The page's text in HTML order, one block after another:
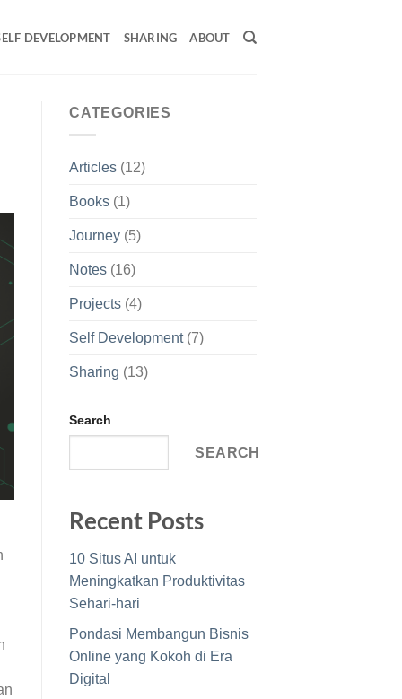
DEVELOPMENT SHARING ABOUT
CATEGORIES
Articles (12)
Books (1)
Journey (5)
Notes (16)
Projects (4)
Self Development(7)
Sharing (13)
Search
SEARCH
Recent Posts
10 Situs AI untuk
Meningkatkan Produktivitas
Sehari-hari
Pondasi Membangun Bisnis
Online yang Kokoh di Era
Digital